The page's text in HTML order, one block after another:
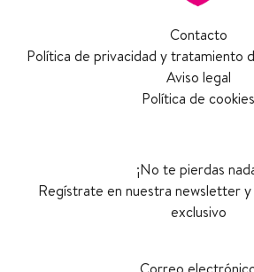
Contacto
Política de privacidad y tratamiento
Aviso legal
Política de cookies
¡No te pierdas
Regístrate en nuestra newsletter
exclusivo